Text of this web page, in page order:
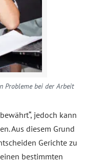
Probleme bei der Arbeit
jedoch kann
Aus diesem Grund
Gerichte zu
bestimmten